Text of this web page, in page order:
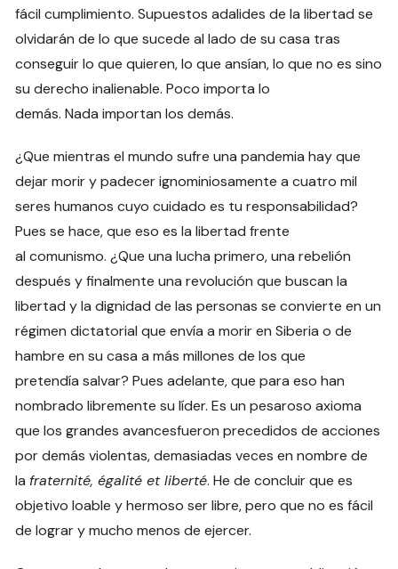
fácil cumplimiento. Supuestos adalides de la libertad se
olvidarán de lo que sucede al lado de su casa tras
conseguir lo que quieren, lo que ansían, lo que no es sino
su derecho inalienable. Poco importa lo
demás. Nada importan los demás.
¿Que mientras el mundo sufre una pandemia hay que
dejar morir y padecer ignominiosamente a cuatro mil
seres humanos cuyo cuidado es tu responsabilidad?
Pues se hace, que eso es la libertad frente
al comunismo. ¿Que una lucha primero, una rebelión
después y finalmente una revolución que buscan la
libertad y la dignidad de las personas se convierte en un
régimen dictatorial que envía a morir en Siberia o de
hambre en su casa a más millones de los que
pretendía salvar? Pues adelante, que para eso han
nombrado libremente su líder. Es un pesaroso axioma
que los grandes avancesfueron precedidos de acciones
por demás violentas, demasiadas veces en nombre de
la fraternité,égalité et liberté. He de concluir que es
objetivo loable y hermoso ser libre, pero que no es fácil
de lograr y mucho menos de ejercer.